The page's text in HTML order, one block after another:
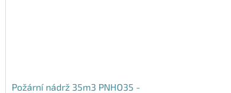
Požární nádrž 35m3 PNHO35 -